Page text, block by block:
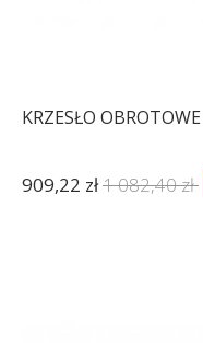
KRZESŁO
909,22 zł1 082,40 zł